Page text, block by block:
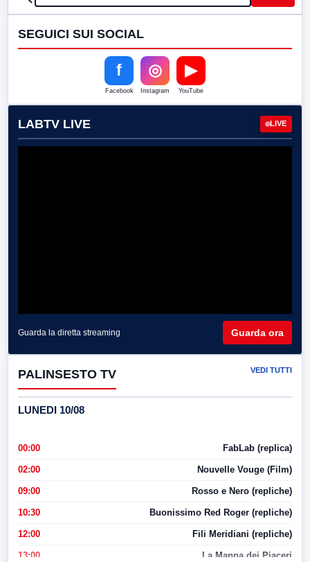
SEGUICI SUI SOCIAL
f
Facebook
◎
Instagram
▶
YouTube
LABTV LIVE LIVE
Guarda la diretta streaming Guarda ora
PALINSESTO TV VEDI TUTTI
LUNEDI 10/08
00:00 FabLab (replica)
02:00 Nouvelle Vouge (Film)
09:00 Rosso e Nero (repliche)
10:30 Buonissimo Red Roger (repliche)
12:00 Fili Meridiani (repliche)
13:00 La Mappa dei Piaceri